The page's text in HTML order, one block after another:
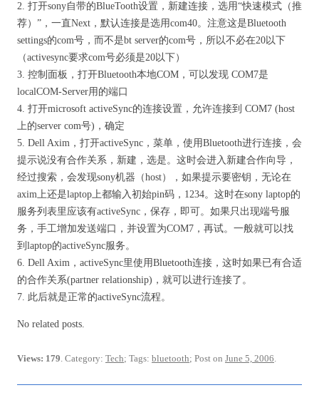
2. 打开sony自带的BlueTooth设置，新建连接，选用“快速模式（推
荐）”，一直Next，默认连接是选用com40。注意这是Bluetooth
settings的com号，而不是bt server的com号，所以不必在20以下
（activesync要求com号必须是20以下）
3. 控制面板，打开Bluetooth本地COM，可以发现 COM7是
localCOM-Server用的端口
4. 打开microsoft activeSync的连接设置，允许连接到 COM7 (host
上的server com号)，确定
5. Dell Axim，打开activeSync，菜单，使用Bluetooth进行连接，会
提示说没有合作关系，新建，选是。这时会进入新建合作向导，
经过搜索，会发现sony机器（host），如果提示要密钥，无论在
axim上还是laptop上都输入初始pin码，1234。这时在sony laptop的
服务列表里应该有activeSync，保存，即可。如果只出现端号服
务，手工增加发送端口，并设置为COM7，再试。一般就可以找
到laptop的activeSync服务。
6. Dell Axim，activeSync里使用Bluetooth连接，这时如果已有合适
的合作关系(partner relationship)，就可以进行连接了。
7. 此后就是正常的activeSync流程。
No related posts.
Views: 179. Category: Tech; Tags: bluetooth; Post on June 5, 2006.